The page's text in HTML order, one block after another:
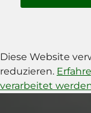
Diese Website
reduzieren.
verarbeitet